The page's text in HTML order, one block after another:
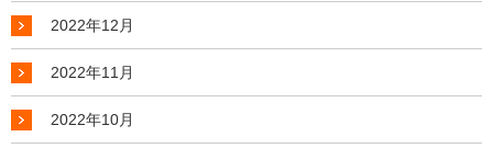
2022年12月
2022年11月
2022年10月